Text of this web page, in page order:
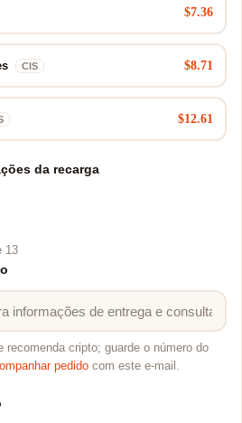
$7.36
CIS $8.71
$12.61
da recarga
13
recomenda cripto; guarde o número do
pedido com este e-mail.